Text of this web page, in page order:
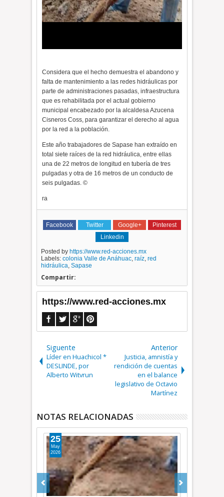
Considera que el hecho demuestra el abandono y
falta de mantenimiento a las redes hidráulicas por
parte de administraciones pasadas, infraestructura
que es rehabilitada por el actual gobierno
municipal encabezado por la alcaldesa Azucena
Cisneros Coss, para garantizar el derecho al agua
por la red a la población.
Este año trabajadores de Sapase han extraído en
total siete raíces de la red hidráulica, entre ellas
una de 22 metros de longitud en tubería de tres
pulgadas y otra de 16 metros de un conducto de
seis pulgadas. ©
ra
Facebook Twitter Google+
Pinterest
Linkedin
Posted by https://www.red-acciones.mx
Labels:colonia Valle de Anáhuac,raíz,red
hidráulica,Sapase
Compartir:
https://www.red-acciones.mx
Siguente
Líder en Huachicol *
DESLINDE, por
Alberto Witvrun
Anterior
Justicia, amnistía y
rendición de cuentas
en el balance
legislativo de Octavio
Martínez
NOTAS RELACIONADAS
31
May
2026